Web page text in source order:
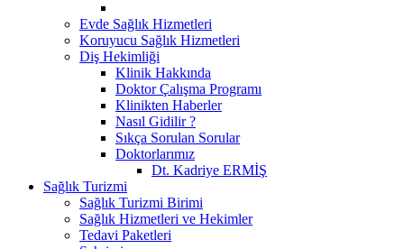
Evde Sağlık Hizmetleri
Koruyucu Sağlık Hizmetleri
Diş Hekimliği
Klinik Hakkında
Doktor Çalışma Programı
Klinikten Haberler
Nasıl Gidilir ?
Sıkça Sorulan Sorular
Doktorlarımız
Dt. Kadriye ERMİŞ
Sağlık Turizmi
Sağlık Turizmi Birimi
Sağlık Hizmetleri ve Hekimler
Tedavi Paketleri